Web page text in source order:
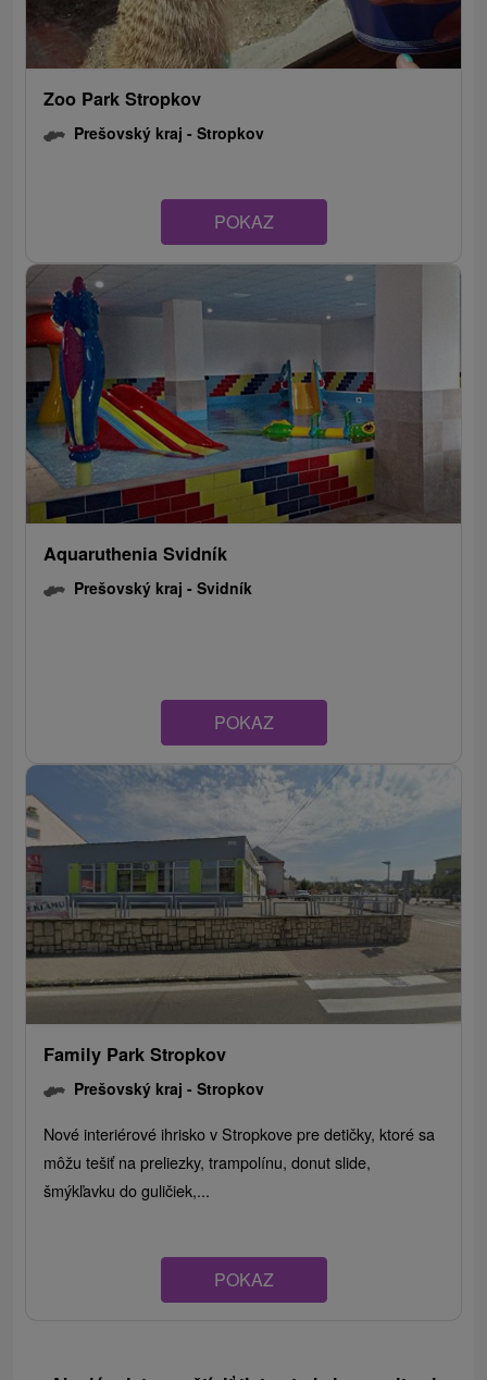
Zoo Park Stropkov
Prešovský kraj -Stropkov
POKAZ
Aquaruthenia Svidník
Prešovský kraj -Svidník
POKAZ
Family Park Stropkov
Prešovský kraj -Stropkov
Nové interiérové ihrisko v Stropkove pre detičky, ktoré sa
môžu tešiť na preliezky, trampolínu, donut slide,
šmýkľavku do guličiek,...
POKAZ